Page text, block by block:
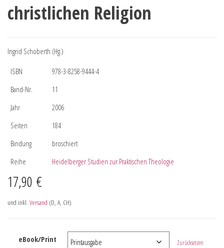
christlichen Religion
Ingrid Schoberth (Hg.)
ISBN
978-3-8258-9444-4
Band-Nr.
11
Jahr
2006
Seiten
184
Bindung
broschiert
Reihe
Heidelberger Studien zur Praktischen Theologie
17,90 €
und inkl. Versand (D, A, CH)
eBook/Print Zurücksetzen